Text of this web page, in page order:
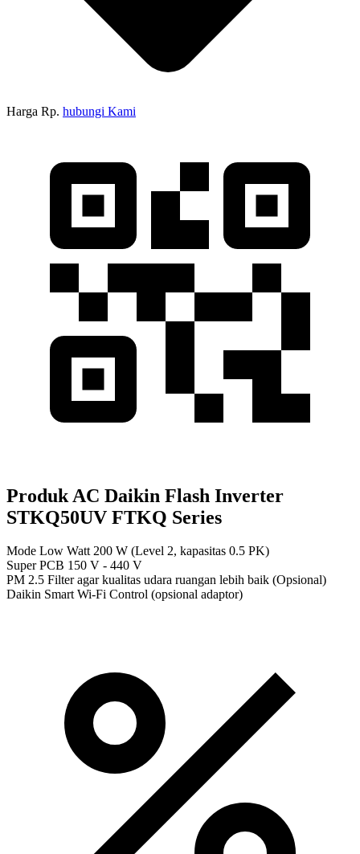
Harga Rp. hubungi Kami
Produk AC Daikin Flash Inverter
STKQ50UV FTKQ Series
Mode Low Watt 200 W (Level 2, kapasitas 0.5 PK)
Super PCB 150 V - 440 V
PM 2.5 Filter agar kualitas udara ruangan lebih baik (Opsional)
Daikin Smart Wi-Fi Control (opsional adaptor)